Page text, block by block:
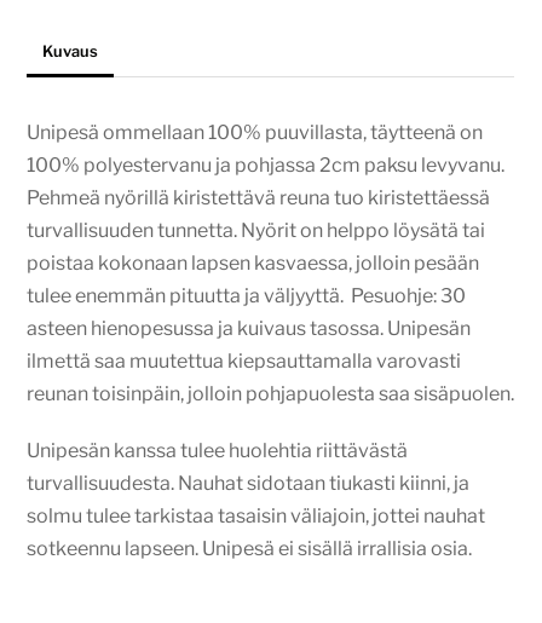
Kuvaus
Unipesä ommellaan 100% puuvillasta, täytteenä on
100% polyestervanu ja pohjassa 2cm paksu levyvanu.
Pehmeä nyörillä kiristettävä reuna tuo kiristettäessä
turvallisuuden tunnetta. Nyörit on helppo löysätä tai
poistaa kokonaan lapsen kasvaessa, jolloin pesään
tulee enemmän pituutta ja väljyyttä. Pesuohje: 30
asteen hienopesussa ja kuivaus tasossa. Unipesän
ilmettä saa muutettua kiepsauttamalla varovasti
reunan toisinpäin, jolloin pohjapuolesta saa sisäpuolen.
Unipesän kanssa tulee huolehtia riittävästä
turvallisuudesta. Nauhat sidotaan tiukasti kiinni, ja
solmu tulee tarkistaa tasaisin väliajoin, jottei nauhat
sotkeennu lapseen. Unipesä ei sisällä irrallisia osia.